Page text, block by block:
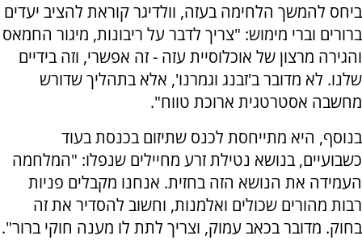
ביחס להמשך הלחימה בעזה, וולדיגר קוראת להציב יעדים
ברורים וברי מימוש: "צריך לדבר על ריבונות, מיגור החמאס
והגירה מרצון של אוכלוסיית עזה - זה אפשרי, וזה בידיים
שלנו. לא מדובר ב'זבנג וגמרנו', אלא בתהליך שדורש
מחשבה אסטרטגית ארוכת טווח".
בנוסף, היא מתייחסת לכנס שתיזום בכנסת בעוד
כשבועיים, בנושא נטילת זרע מחיילים שנפלו: "המלחמה
העמידה את הנושא הזה בחזית. אנחנו מקבלים פניות
רבות מהורים שכולים ואלמנות, וחשוב להסדיר את זה
בחוק. מדובר בכאב עמוק, וצריך לתת לו מענה חוקי ברור".